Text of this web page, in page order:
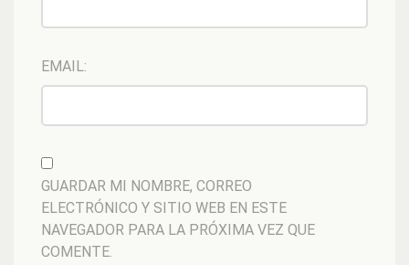
EMAIL:
GUARDAR MI NOMBRE, CORREO
ELECTRÓNICO Y SITIO WEB EN ESTE
NAVEGADOR PARA LA PRÓXIMA VEZ QUE
COMENTE.